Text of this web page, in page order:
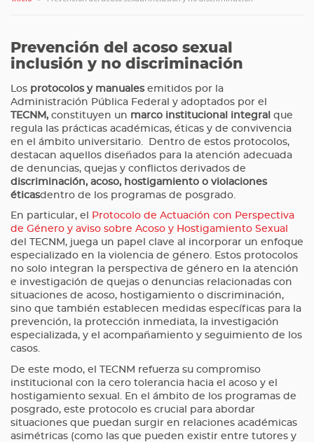
Prevención del acoso sexual
inclusión y no discriminación
Los protocolos y manuales emitidos por la
Administración Pública Federal y adoptados por el
TECNM, constituyen un marco institucional integral que
regula las prácticas académicas, éticas y de convivencia
en el ámbito universitario. Dentro de estos protocolos,
destacan aquellos diseñados para la atención adecuada
de denuncias, quejas y conflictos derivados de
discriminación, acoso, hostigamiento o violaciones
éticasdentro de los programas de posgrado.
En particular, el
Protocolo de Actuación con Perspectiva
de Género y aviso sobre Acoso y Hostigamiento Sexual
del TECNM, juega un papel clave al incorporar un enfoque
especializado en la violencia de género. Estos protocolos
no solo integran la perspectiva de género en la atención
e investigación de quejas o denuncias relacionadas con
situaciones de acoso, hostigamiento o discriminación,
sino que también establecen medidas específicas para la
prevención, la protección inmediata, la investigación
especializada, y el acompañamiento y seguimiento de los
casos.
De este modo, el TECNM refuerza su compromiso
institucional con la cero tolerancia hacia el acoso y el
hostigamiento sexual. En el ámbito de los programas de
posgrado, este protocolo es crucial para abordar
situaciones que puedan surgir en relaciones académicas
asimétricas (como las que pueden existir entre tutores y